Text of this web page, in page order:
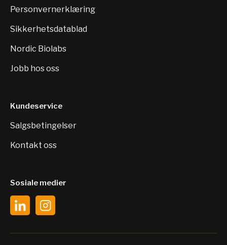
Personvernerklæring
Sikkerhetsdatablad
Nordic Biolabs
Jobb hos oss
Kundeservice
Salgsbetingelser
Kontakt oss
Sosiale medier